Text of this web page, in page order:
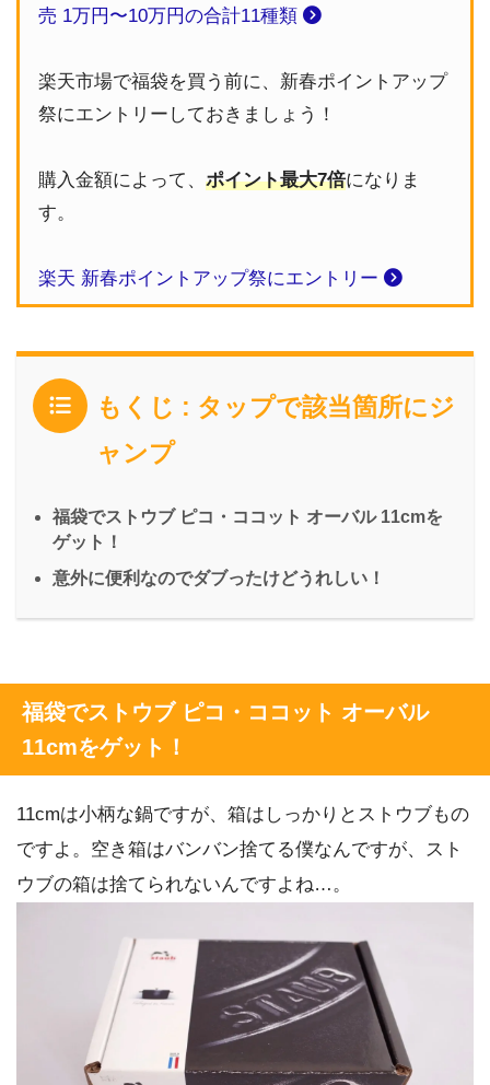
売 1万円〜10万円の合計11種類
楽天市場で福袋を買う前に、新春ポイントアップ
祭にエントリーしておきましょう！
購入金額によって、 ポイント最大7倍になりま
す。
楽天 新春ポイントアップ祭にエントリー
もくじ : タップで該当箇所にジ
ャンプ
福袋でストウブ ピコ・ココット オーバル 11cmを
ゲット！
意外に便利なのでダブったけどうれしい！
福袋でストウブ ピコ・ココット オーバル
11cmをゲット！
11cmは小柄な鍋ですが、箱はしっかりとストウブもの
ですよ。空き箱はバンバン捨てる僕なんですが、スト
ウブの箱は捨てられないんですよね…。